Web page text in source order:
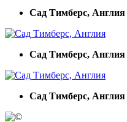
Сад Тимберс, Англия
Сад Тимберс, Англия
Сад Тимберс, Англия